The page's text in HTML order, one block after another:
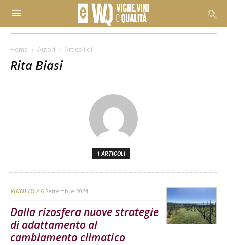
Home Autori Articoli di
Rita Biasi
1 ARTICOLI
VIGNETO 6 Settembre 2024
Dalla rizosfera nuove strategie
di adattamento al
cambiamento climatico